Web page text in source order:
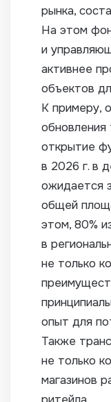
рынка,
На этом
и
активнее
объектов
К примеру,
обновления
открытие
в 2026 г. в
ожидается
общей
этом, 80%
в
не только
опыт для
Также
не только
магазинов